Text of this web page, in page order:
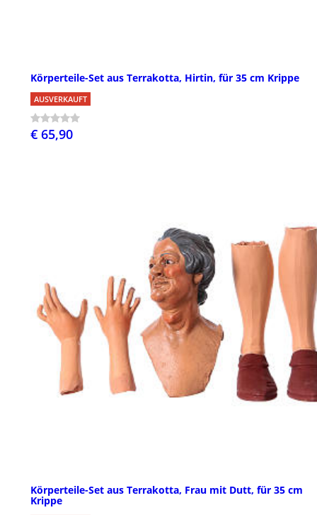
Körperteile-Set aus Terrakotta, Hirtin, für 35 cm Krippe
AUSVERKAUFT
€ 65,90
Körperteile-Set aus Terrakotta, Frau mit Dutt, für 35 cm
Krippe